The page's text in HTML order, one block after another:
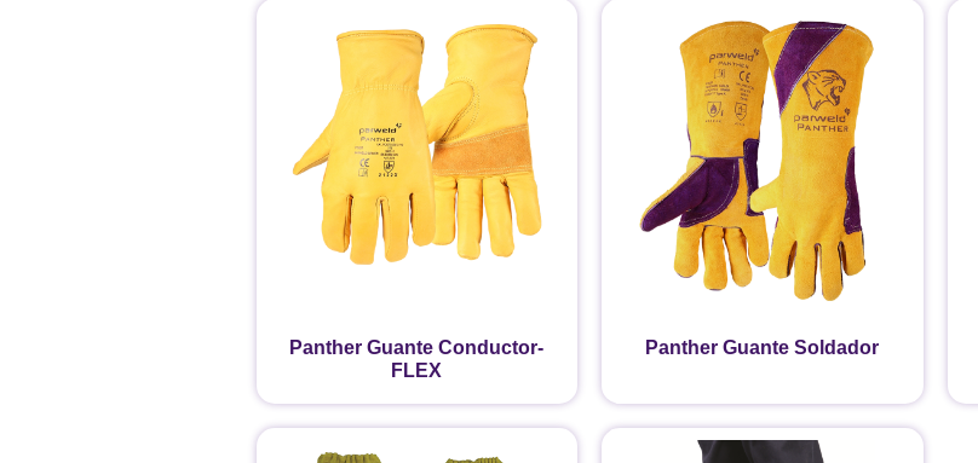
Panther Guante Conductor-
FLEX
Panther Guante Soldador